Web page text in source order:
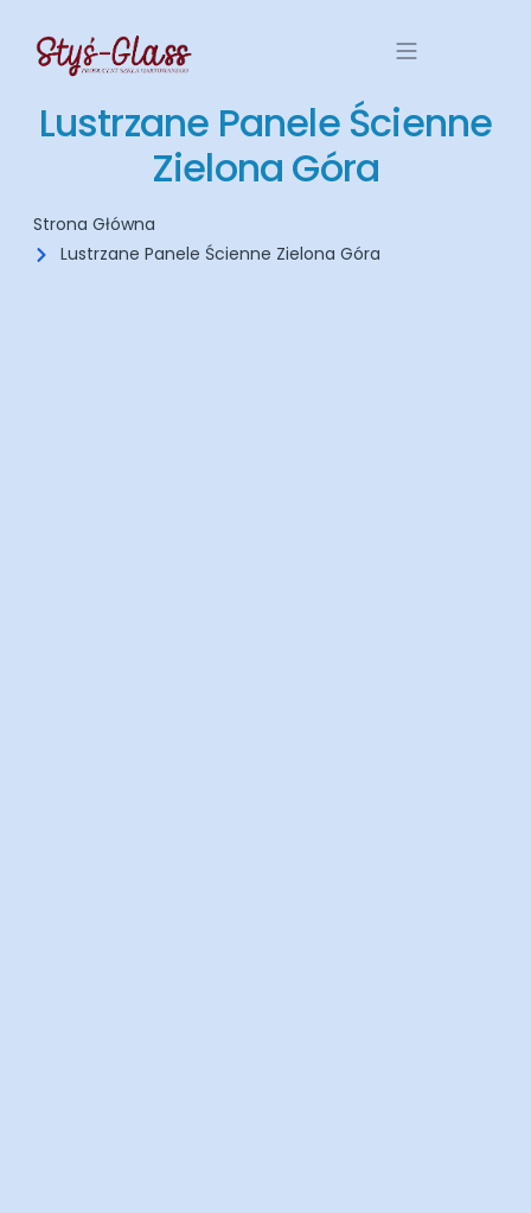
Lustrzane Panele Ścienne
Zielona Góra
Strona Główna
Lustrzane Panele Ścienne Zielona Góra